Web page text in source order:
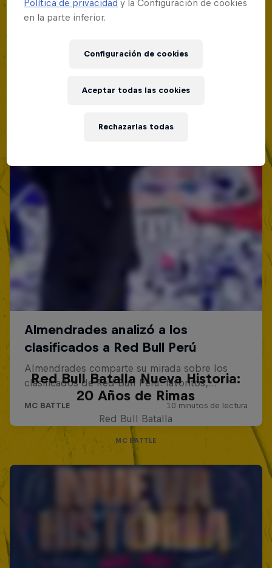
19 Septiembre 2026
Red Bull Batalla Nueva Historia:
20 Años de Rimas
Red Bull Batalla
MC BATTLE
Política de privacidad y la Configuración de cookies
en la parte inferior.
Configuración de cookies
Rechazarlas todas
Aceptar todas las cookies